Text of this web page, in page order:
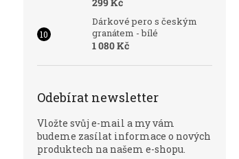
Dárkové pero s českým
granátem - bílé
1 080 Kč
Odebírat newsletter
Vložte svůj e-mail a my vám
budeme zasílat informace o nových
produktech na našem e-shopu.